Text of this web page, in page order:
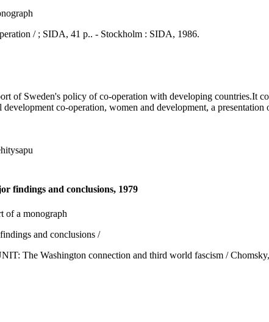
/ ; SIDA, 41 p.. - Stockholm : SIDA, 1986.
of Sweden's policy of co-operation with developing countries.It
co-operation, women and development, a
findings and conclusions, 1979
a monograph
and conclusions /
The Washington connection and third world fascism /